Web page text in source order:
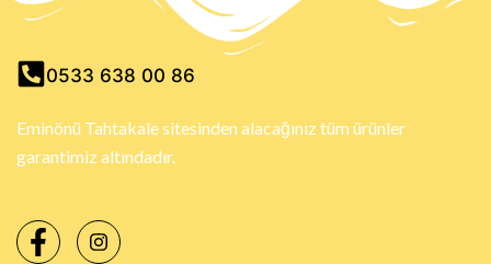
0533 638 00 86
Eminönü Tahtakale sitesinden alacağınız tüm ürünler
garantimiz altındadır.